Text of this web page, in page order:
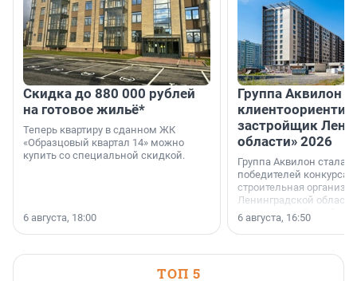
Скидка до 880 000 рублей
на готовое жильё*
Теперь квартиру в сданном ЖК
«Образцовый квартал 14» можно
купить со специальной скидкой.
6 августа, 18:00
Группа Аквилон
застройщик
области» 2026
Группа Аквилон стала
победителей конкурса
строительная
Ленинградской области
номинации «Самый
застройщик
области».
6 августа, 16:50
ТОП 5